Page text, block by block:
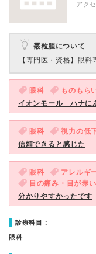
アク
霰粒腫について
【専門医・資格】 眼科
眼科 ものもら
イオンモール ハナに
眼科 視力の低
信頼できると感じた
眼科
アレルギ
目の痛み・目が赤
分かりやすかったです
診療科目：
眼科